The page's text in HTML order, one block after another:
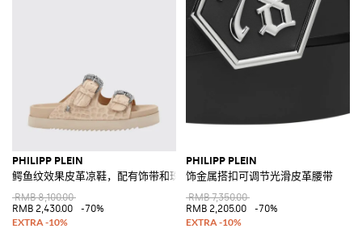
PHILIPP PLEIN
鳄鱼纹效果皮革凉鞋，配有饰带和珠宝搭扣
RMB 8,100.00
RMB 2,430.00
-70%
PHILIPP PLEIN
饰金属搭扣可调节光滑皮革腰带
RMB 7,350.00
RMB 2,205.00
-70%